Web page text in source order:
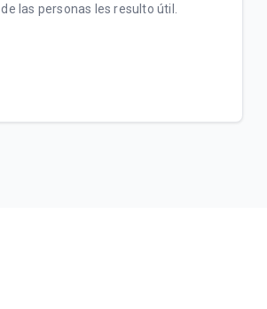
de las personas les resulto útil.